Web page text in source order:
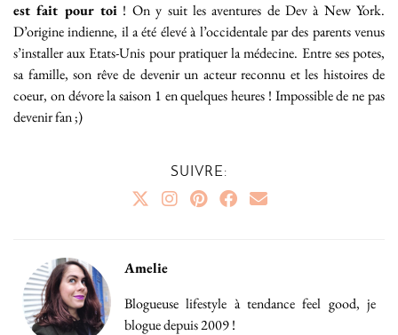
est fait pour toi ! On y suit les aventures de Dev à New York.
D’origine indienne, il a été élevé à l’occidentale par des parents venus
s’installer aux Etats-Unis pour pratiquer la médecine. Entre ses potes,
sa famille, son rêve de devenir un acteur reconnu et les histoires de
coeur, on dévore la saison 1 en quelques heures ! Impossible de ne pas
devenir fan ;)
SUIVRE:
Amelie
Blogueuse lifestyle à tendance feel good, je
blogue depuis 2009 !